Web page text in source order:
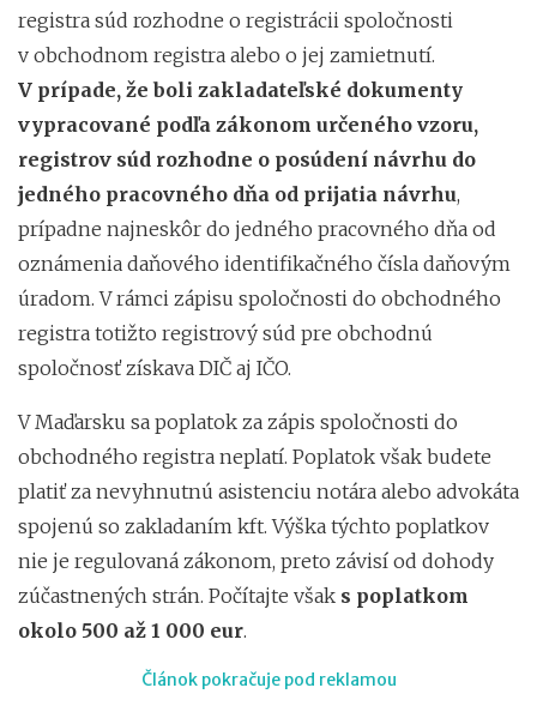
registra súd rozhodne o registrácii spoločnosti
v obchodnom registra alebo o jej zamietnutí.
V prípade, že boli zakladateľské dokumenty
vypracované podľa zákonom určeného vzoru,
registrov súd rozhodne o posúdení návrhu do
jedného pracovného dňa od prijatia návrhu,
prípadne najneskôr do jedného pracovného dňa od
oznámenia daňového identifikačného čísla daňovým
úradom. V rámci zápisu spoločnosti do obchodného
registra totižto registrový súd pre obchodnú
spoločnosť získava DIČ aj IČO.
V Maďarsku sa poplatok za zápis spoločnosti do
obchodného registra neplatí. Poplatok však budete
platiť za nevyhnutnú asistenciu notára alebo advokáta
spojenú so zakladaním kft. Výška týchto poplatkov
nie je regulovaná zákonom, preto závisí od dohody
zúčastnených strán. Počítajte však s poplatkom
okolo 500 až 1 000 eur.
Článok pokračuje pod reklamou